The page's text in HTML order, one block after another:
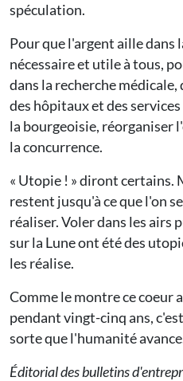
spéculation.
Pour que l'argent aille dans
nécessaire et utile à tous,
dans la recherche
des hôpitaux et des
la bourgeoisie, réorganiser
la concurrence.
« Utopie ! » diront certains.
restent jusqu'à ce que l'on
réaliser. Voler dans les airs
sur la Lune ont été des
les réalise.
Comme le montre ce
pendant vingt-cinq ans,
sorte que l'humanité
Éditorial des bulletins